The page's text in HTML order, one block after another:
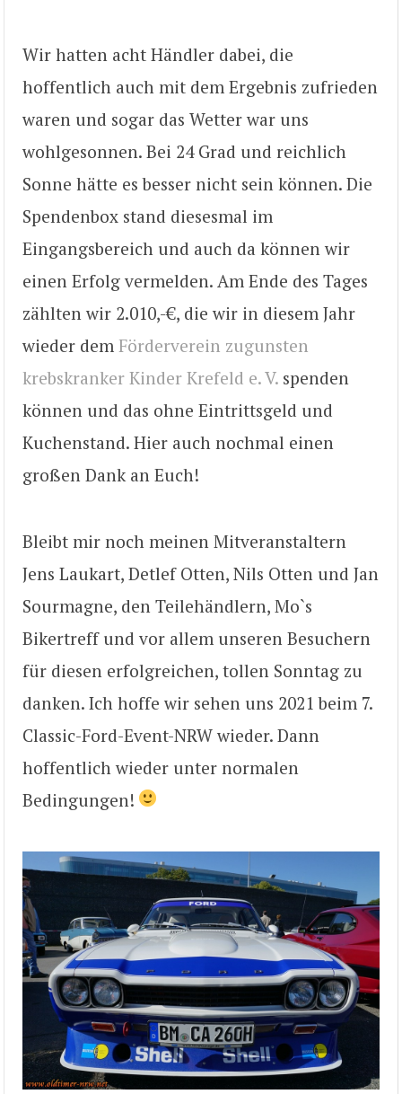
Wir hatten acht Händler dabei, die
hoffentlich auch mit dem Ergebnis zufrieden
waren und sogar das Wetter war uns
wohlgesonnen. Bei 24 Grad und reichlich
Sonne hätte es besser nicht sein können. Die
Spendenbox stand diesesmal im
Eingangsbereich und auch da können wir
einen Erfolg vermelden. Am Ende des Tages
zählten wir 2.010,-€, die wir in diesem Jahr
wieder dem Förderverein zugunsten
krebskranker Kinder Krefeld e. V. spenden
können und das ohne Eintrittsgeld und
Kuchenstand. Hier auch nochmal einen
großen Dank an Euch!
Bleibt mir noch meinen Mitveranstaltern
Jens Laukart, Detlef Otten, Nils Otten und Jan
Sourmagne, den Teilehändlern, Mo`s
Bikertreff und vor allem unseren Besuchern
für diesen erfolgreichen, tollen Sonntag zu
danken. Ich hoffe wir sehen uns 2021 beim 7.
Classic-Ford-Event-NRW wieder. Dann
hoffentlich wieder unter normalen
Bedingungen!